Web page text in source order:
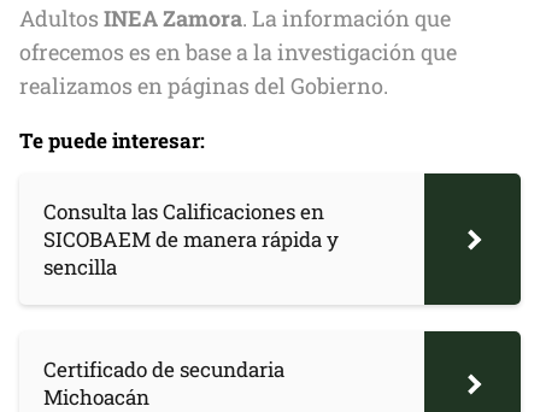
Adultos INEA Zamora. La información que
ofrecemos es en base a la investigación que
realizamos en páginas del Gobierno.
Te puede interesar:
Consulta las Calificaciones en
SICOBAEM de manera rápida y
sencilla
Certificado de secundaria
Michoacán